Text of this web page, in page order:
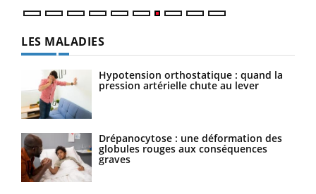
LES MALADIES
Hypotension orthostatique : quand la
pression artérielle chute au lever
Drépanocytose : une déformation des
globules rouges aux conséquences
graves